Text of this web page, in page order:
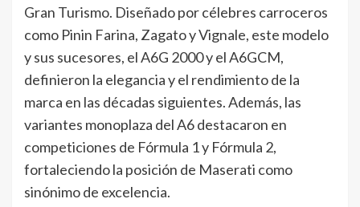
Gran Turismo. Diseñado por célebres carroceros
como Pinin Farina, Zagato y Vignale, este modelo
y sus sucesores, el A6G 2000 y el A6GCM,
definieron la elegancia y el rendimiento de la
marca en las décadas siguientes. Además, las
variantes monoplaza del A6 destacaron en
competiciones de Fórmula 1 y Fórmula 2,
fortaleciendo la posición de Maserati como
sinónimo de excelencia.